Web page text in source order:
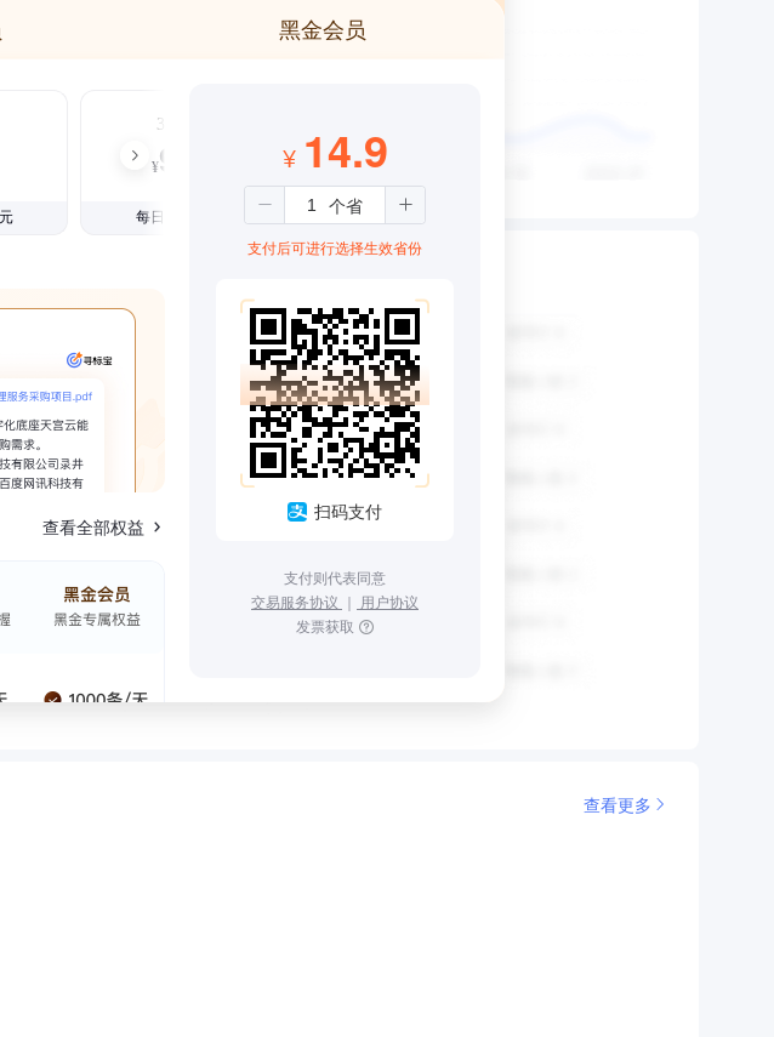
黑金会员
3个月
¥99
每日仅1.08元
查看全部权益
¥ 14.9
支付后可进行选择生效省份
扫码支付
支付则代表同意
交易服务协议 ｜ 用户协议
发票获取
查看更多